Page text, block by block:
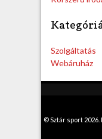
Szolgáltatás
Webáruház
© Sztár sport 2026.